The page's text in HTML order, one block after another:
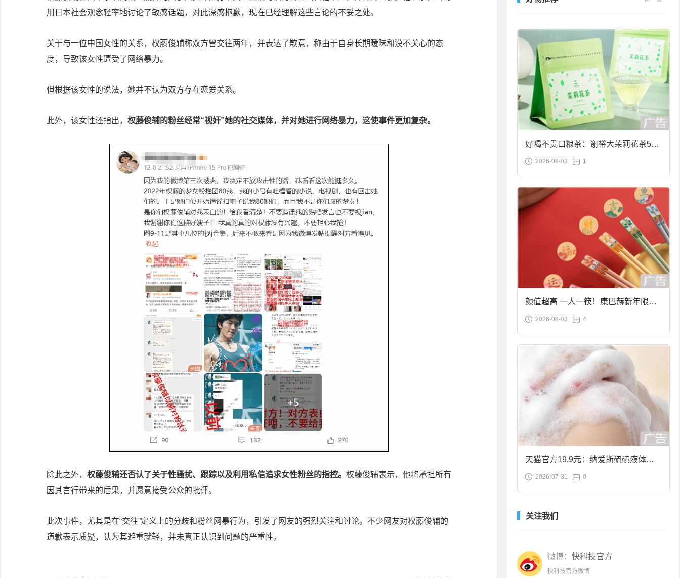
用日本社会观念轻率地讨论了敏感话题，对此深感抱歉，现在已经理解这些言论的不妥之处。
关于与一位中国女性的关系，权藤俊辅称双方曾交往两年，并表达了歉意，称由于自身长期暧昧和漠不关心的态
度，导致该女性遭受了网络暴力。
但根据该女性的说法，她并不认为双方存在恋爱关系。
此外，该女性还指出， 权藤俊辅的粉丝经常“视奸”她的社交媒体，并对她进行网络暴力，这使事件更加复杂。
除此之外， 权藤俊辅还否认了关于性骚扰、跟踪以及利用私信追求女性粉丝的指控。 权藤俊辅表示，他将承担所有
因其言行带来的后果，并愿意接受公众的批评。
此次事件，尤其是在“交往”定义上的分歧和粉丝网暴行为，引发了网友的强烈关注和讨论。不少网友对权藤俊辅的
道歉表示质疑，认为其避重就轻，并未真正认识到问题的严重性。
好喝不贵口粮茶：谢裕大茉莉花茶50g
袋装9.9元到手
2026-08-03 1
颜值超高 一人一筷！康巴赫新年限定
合金筷子大促：19.9元
2026-08-03 4
天猫官方19.9元：纳爱斯硫磺液体香
皂2斤大促
2026-07-31 0
关注我们
微博： 快科技官方
快科技官方微博